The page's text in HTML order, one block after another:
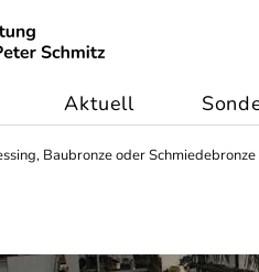
Aktuell
Baubronze oder